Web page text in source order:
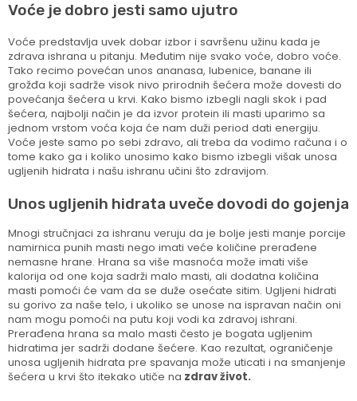
Voće je dobro jesti samo ujutro
Voće predstavlja uvek dobar izbor i savršenu užinu kada je
zdrava ishrana u pitanju. Međutim nije svako voće, dobro voće.
Tako recimo povećan unos ananasa, lubenice, banane ili
grožđa koji sadrže visok nivo prirodnih šećera može dovesti do
povećanja šećera u krvi. Kako bismo izbegli nagli skok i pad
šećera, najbolji način je da izvor protein ili masti uparimo sa
jednom vrstom voća koja će nam duži period dati energiju.
Voće jeste samo po sebi zdravo, ali treba da vodimo računa i o
tome kako ga i koliko unosimo kako bismo izbegli višak unosa
ugljenih hidrata i našu ishranu učini što zdravijom.
Unos ugljenih hidrata uveče dovodi do gojenja
Mnogi stručnjaci za ishranu veruju da je bolje jesti manje porcije
namirnica punih masti nego imati veće količine prerađene
nemasne hrane. Hrana sa više masnoća može imati više
kalorija od one koja sadrži malo masti, ali dodatna količina
masti pomoći će vam da se duže osećate sitim. Ugljeni hidrati
su gorivo za naše telo, i ukoliko se unose na ispravan način oni
nam mogu pomoći na putu koji vodi ka zdravoj ishrani.
Prerađena hrana sa malo masti često je bogata ugljenim
hidratima jer sadrži dodane šećere. Kao rezultat, ograničenje
unosa ugljenih hidrata pre spavanja može uticati i na smanjenje
šećera u krvi što itekako utiče na zdrav život.